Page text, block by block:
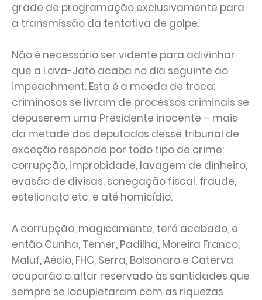
grade de programação exclusivamente para
a transmissão da tentativa de golpe.
Não é necessário ser vidente para adivinhar
que a Lava-Jato acaba no dia seguinte ao
impeachment. Esta é a moeda de troca:
criminosos se livram de processos criminais se
depuserem uma Presidente inocente – mais
da metade dos deputados desse tribunal de
exceção responde por todo tipo de crime:
corrupção, improbidade, lavagem de dinheiro,
evasão de divisas, sonegação fiscal, fraude,
estelionato etc, e até homicídio.
A corrupção, magicamente, terá acabado, e
então Cunha, Temer, Padilha, Moreira Franco,
Maluf, Aécio, FHC, Serra, Bolsonaro e Caterva
ocuparão o altar reservado às santidades que
sempre se locupletaram com as riquezas